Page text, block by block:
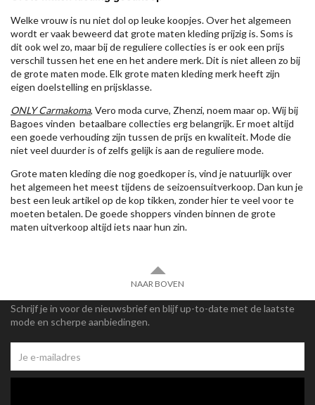
Welke vrouw is nu niet dol op leuke koopjes. Over het algemeen
wordt er vaak beweerd dat grote maten kleding prijzig is. Soms is
dit ook wel zo, maar bij de reguliere collecties is er ook een prijs
verschil tussen het ene en het andere merk. Dit is niet alleen zo bij
de grote maten mode. Elk grote maten kleding merk heeft zijn
eigen doelstelling en prijsklasse.
ONLY Carmakoma, Vero moda curve, Zhenzi, noem maar op. Wij bij
Bagoes vinden betaalbare collecties erg belangrijk. Er moet altijd
een goede verhouding zijn tussen de prijs en kwaliteit. Mode die
niet veel duurder is of zelfs gelijk is aan de reguliere mode.
Grote maten kleding die nog goedkoper is, vind je natuurlijk over
het algemeen het meest tijdens de seizoensuitverkoop. Dan kun je
best een leuk artikel op de kop tikken, zonder hier te veel voor te
moeten betalen. De goede shoppers vinden binnen de grote
maten uitverkoop altijd iets naar hun zin.
NAAR BOVEN
Schrijf je in voor de nieuwsbrief en blijf up-to-date met de laatste
mode en scherpe aanbiedingen.